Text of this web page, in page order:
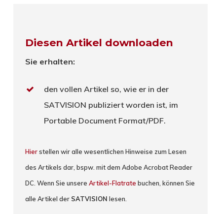
Diesen Artikel downloaden
Sie erhalten:
den vollen Artikel so, wie er in der
SATVISION publiziert worden ist, im
Portable Document Format/PDF.
Hierstellen wir alle wesentlichen Hinweise zum Lesen
des Artikels dar, bspw. mit dem Adobe Acrobat Reader
DC. Wenn Sie unsereArtikel-Flatrate buchen, können Sie
alle Artikel der SATVISION lesen.